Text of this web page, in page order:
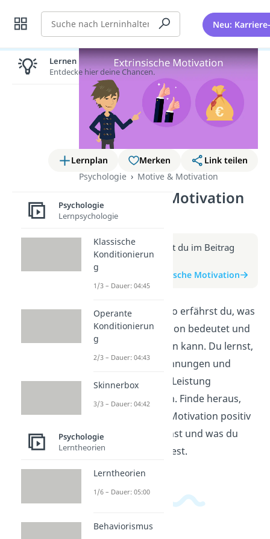
Suche Neu:
Lernplan Merken
Link teilen
Psychologie
Motive & Motivation
Extrinsische Motivation
(Video)
Weitere Infos erhältst du im Beitrag
zum Video
zum Beitrag: Extrinsische Motivation
In diesem Erklärvideo erfährst du, was
extrinsische Motivation bedeutet und
wie sie dich antreiben kann. Du lernst,
warum äußere Belohnungen und
Anerkennung deine Leistung
beeinflussen können. Finde heraus,
wie du extrinsische Motivation positiv
für dich nutzen kannst und was du
dabei beachten solltest.
Lernen lohnt sich!
Entdecke hier deine Chancen.
Psychologie
Lernpsychologie
Klassische
Konditionierun
g
1/3 – Dauer: 04:45
Operante
Konditionierun
g
2/3 – Dauer: 04:43
Skinnerbox
3/3 – Dauer: 04:42
Psychologie
Lerntheorien
Lerntheorien
1/6 – Dauer: 05:00
Behaviorismus